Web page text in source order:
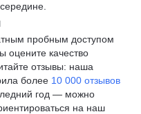
пробным доступом
оцените качество
отзывы: наша
более 10 000 отзывов
год — можно
на наш